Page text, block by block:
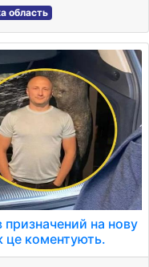
область
призначений на нову
це коментують.